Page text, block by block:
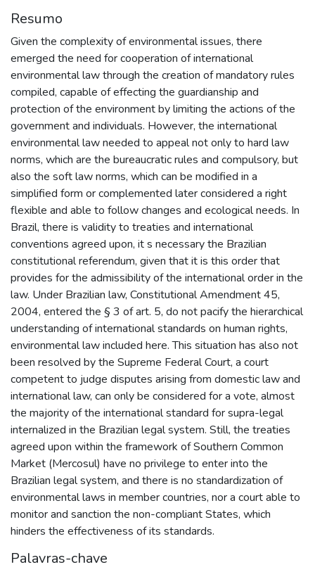
Resumo
Given the complexity of environmental issues, there
emerged the need for cooperation of international
environmental law through the creation of mandatory rules
compiled, capable of effecting the guardianship and
protection of the environment by limiting the actions of the
government and individuals. However, the international
environmental law needed to appeal not only to hard law
norms, which are the bureaucratic rules and compulsory, but
also the soft law norms, which can be modified in a
simplified form or complemented later considered a right
flexible and able to follow changes and ecological needs. In
Brazil, there is validity to treaties and international
conventions agreed upon, it s necessary the Brazilian
constitutional referendum, given that it is this order that
provides for the admissibility of the international order in the
law. Under Brazilian law, Constitutional Amendment 45,
2004, entered the § 3 of art. 5, do not pacify the hierarchical
understanding of international standards on human rights,
environmental law included here. This situation has also not
been resolved by the Supreme Federal Court, a court
competent to judge disputes arising from domestic law and
international law, can only be considered for a vote, almost
the majority of the international standard for supra-legal
internalized in the Brazilian legal system. Still, the treaties
agreed upon within the framework of Southern Common
Market (Mercosul) have no privilege to enter into the
Brazilian legal system, and there is no standardization of
environmental laws in member countries, nor a court able to
monitor and sanction the non-compliant States, which
hinders the effectiveness of its standards.
Palavras-chave